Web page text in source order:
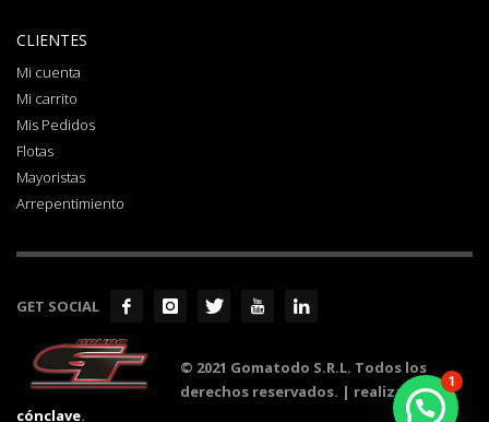
CLIENTES
Mi cuenta
Mi carrito
Mis Pedidos
Flotas
Mayoristas
Arrepentimiento
GET SOCIAL
© 2021 Gomatodo S.R.L. Todos los
derechos reservados. | realizado por
cónclave.
1